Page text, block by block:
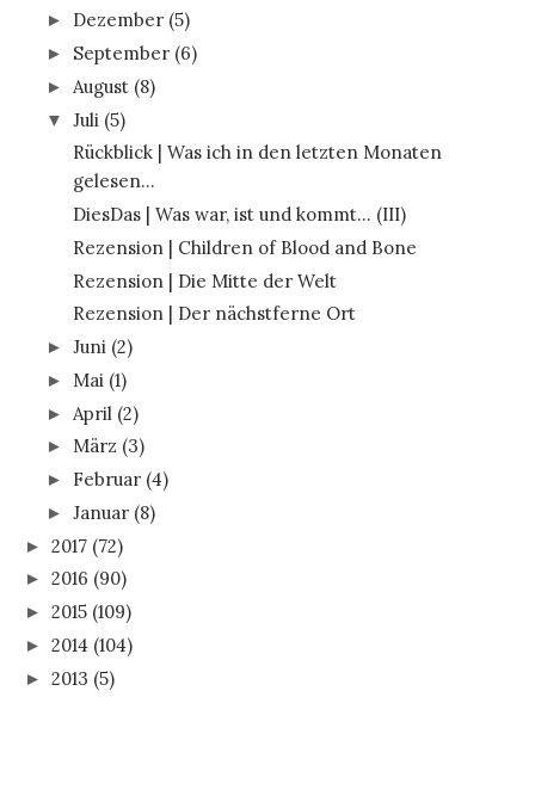
► Dezember (5)
► September (6)
► August (8)
▼ Juli (5)
Rückblick | Was ich in den letzten Monaten
gelesen...
DiesDas | Was war, ist und kommt... (III)
Rezension | Children of Blood and Bone
Rezension | Die Mitte der Welt
Rezension | Der nächstferne Ort
► Juni (2)
► Mai (1)
► April (2)
► März (3)
► Februar (4)
► Januar (8)
► 2017 (72)
► 2016 (90)
► 2015 (109)
► 2014 (104)
► 2013 (5)